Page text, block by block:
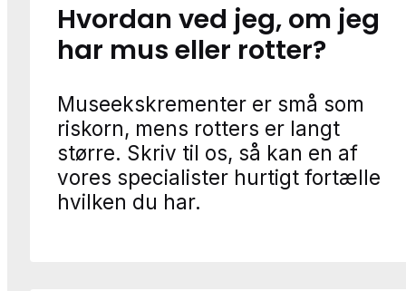
Hvordan ved jeg, om jeg
har mus eller rotter?
Museekskrementer er små som
riskorn, mens rotters er langt
større. Skriv til os, så kan en af
vores specialister hurtigt fortælle
hvilken du har.